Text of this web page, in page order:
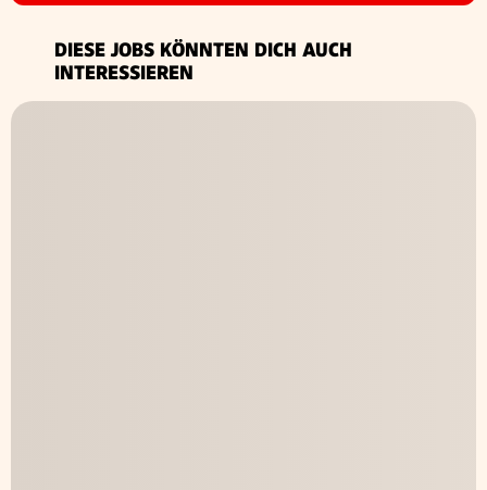
DIESE JOBS KÖNNTEN DICH AUCH
INTERESSIEREN